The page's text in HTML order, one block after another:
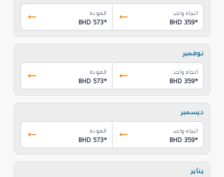
اتجاه واحد
BHD 359*
العودة
BHD 573*
نوفمبر
اتجاه واحد
BHD 359*
العودة
BHD 573*
ديسمبر
اتجاه واحد
BHD 359*
العودة
BHD 573*
يناير